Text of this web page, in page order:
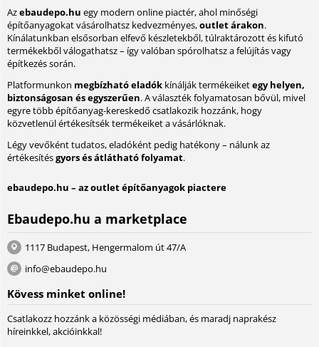
Azebaudepo.hu egy modern online piactér, ahol minőségi
építőanyagokat vásárolhatsz kedvezményes,outlet árakon.
Kínálatunkban elsősorban elfevő készletekből, túlraktározott és kifutó
termékekből válogathatsz – így valóban spórolhatsz a felújítás vagy
építkezés során.
Platformunkon megbízható eladók kínálják termékeiketegy helyen,
biztonságosan és egyszerűen. A választék folyamatosan bővül, mivel
egyre több építőanyag-kereskedő csatlakozik hozzánk, hogy
közvetlenül értékesítsék termékeiket a vásárlóknak.
Légy vevőként tudatos, eladóként pedig hatékony – nálunk az
értékesítésgyors és átlátható folyamat.
ebaudepo.hu – az outlet építőanyagok piactere
Ebaudepo.hu a marketplace
1117 Budapest, Hengermalom út 47/A
info@ebaudepo.hu
Kövess minket online!
Csatlakozz hozzánk a közösségi médiában, és maradj naprakész
híreinkkel, akcióinkkal!